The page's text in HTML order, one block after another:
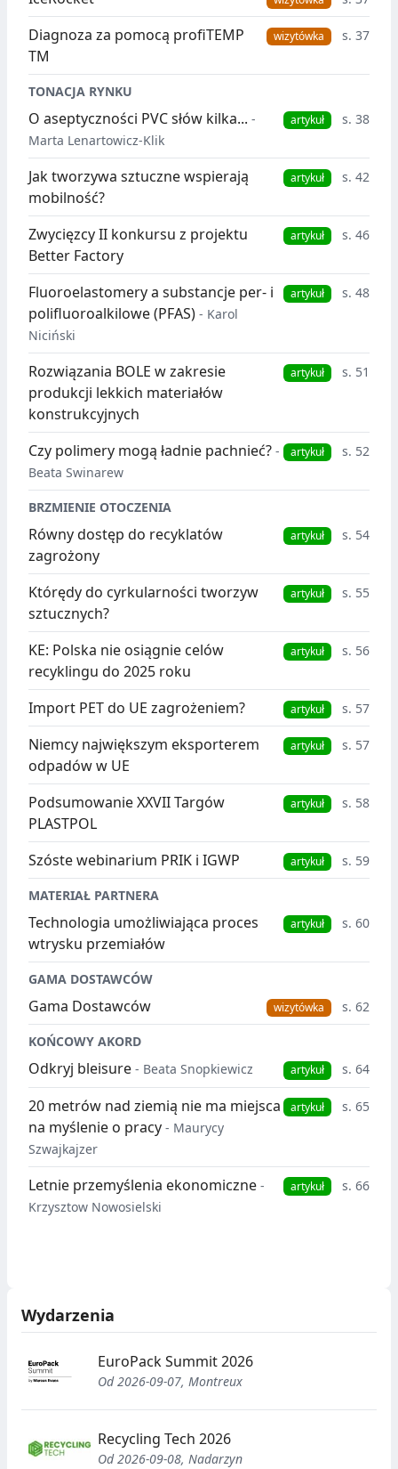
Diagnoza za pomocą profiTEMP
TM
wizytówka s. 37
TONACJA RYNKU
O aseptyczności PVC słów kilka... -
Marta Lenartowicz-Klik
artykuł s. 38
Jak tworzywa sztuczne wspierają
mobilność?
artykuł s. 42
Zwycięzcy II konkursu z projektu
Better Factory
artykuł s. 46
Fluoroelastomery a substancje per- i
polifluoroalkilowe (PFAS) - Karol
Niciński
artykuł s. 48
Rozwiązania BOLE w zakresie
produkcji lekkich materiałów
konstrukcyjnych
artykuł s. 51
Czy polimery mogą ładnie pachnieć? -
Beata Swinarew
artykuł s. 52
BRZMIENIE OTOCZENIA
Równy dostęp do recyklatów
zagrożony
artykuł s. 54
Którędy do cyrkularności tworzyw
sztucznych?
artykuł s. 55
KE: Polska nie osiągnie celów
recyklingu do 2025 roku
artykuł s. 56
Import PET do UE zagrożeniem? artykuł s. 57
Niemcy największym eksporterem
odpadów w UE
artykuł s. 57
Podsumowanie XXVII Targów
PLASTPOL
artykuł s. 58
Szóste webinarium PRIK i IGWP artykuł s. 59
MATERIAŁ PARTNERA
Technologia umożliwiająca proces
wtrysku przemiałów
artykuł s. 60
GAMA DOSTAWCÓW
Gama Dostawców wizytówka s. 62
KOŃCOWY AKORD
Odkryj bleisure - Beata Snopkiewicz artykuł s. 64
20 metrów nad ziemią nie ma miejsca
na myślenie o pracy - Maurycy
Szwajkajzer
artykuł s. 65
Letnie przemyślenia ekonomiczne -
Krzysztow Nowosielski
artykuł s. 66
Wydarzenia
EuroPack Summit 2026
Od 2026-09-07, Montreux
Recycling Tech 2026
Od 2026-09-08, Nadarzyn